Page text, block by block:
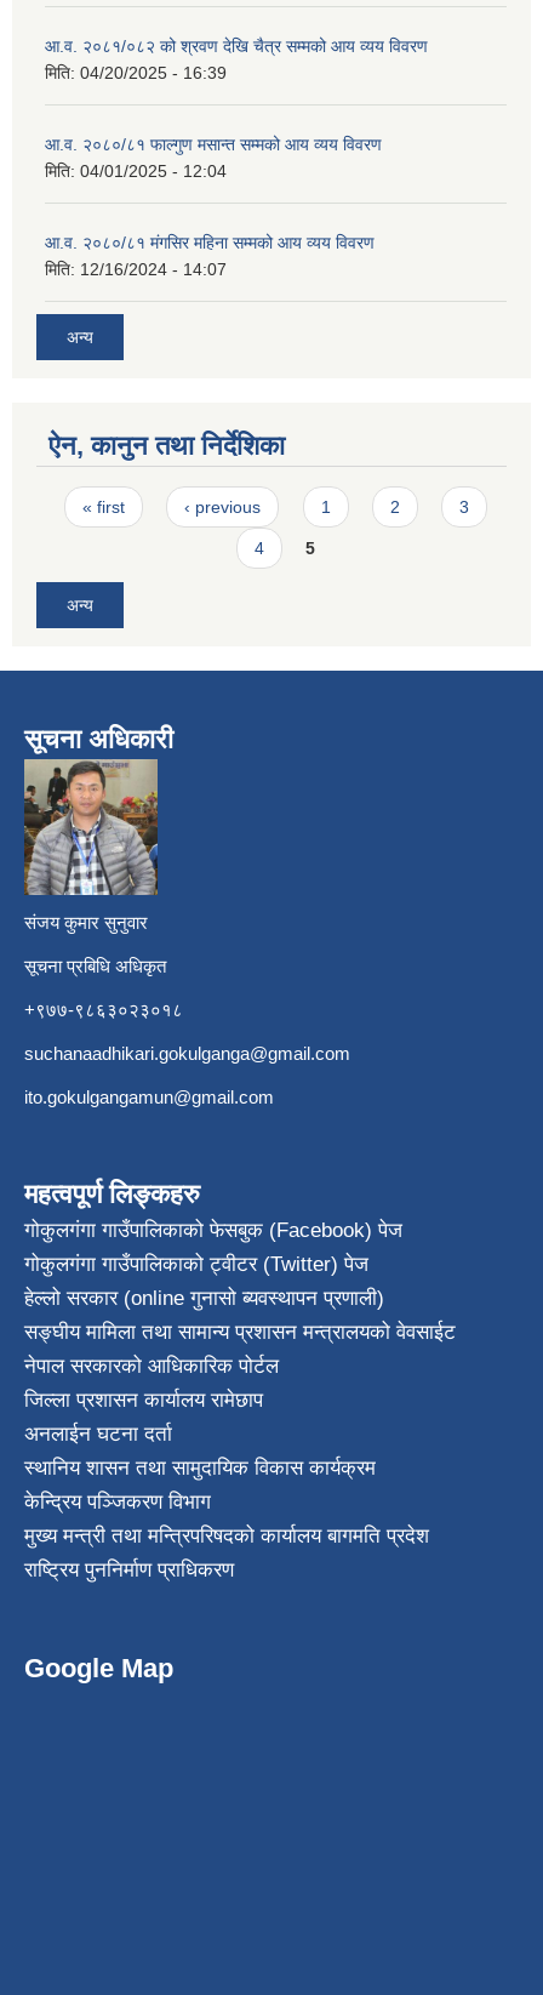
आ.व. २०८१/०८२ को श्रवण देखि चैत्र सम्मको आय व्यय विवरण
मिति: 04/20/2025 - 16:39
आ.व. २०८०/८१ फाल्गुण मसान्त सम्मको आय व्यय विवरण
मिति: 04/01/2025 - 12:04
आ.व. २०८०/८१ मंगसिर महिना सम्मको आय व्यय विवरण
मिति: 12/16/2024 - 14:07
अन्य
ऐन, कानुन तथा निर्देशिका
Pages
« first ‹ previous 1 2 3
4 5
अन्य
सूचना अधिकारी
संजय कुमार सुनुवार
सूचना प्रबिधि अधिकृत
+९७७-९८६३०२३०१८
suchanaadhikari.gokulganga@gmail.com
ito.gokulgangamun@gmail.com
महत्वपूर्ण लिङ्कहरु
गोकुलगंगा गाउँपालिकाको फेसबुक (Facebook) पेज
गोकुलगंगा गाउँपालिकाको ट्वीटर (Twitter) पेज
हेल्लो सरकार (online गुनासो ब्यवस्थापन प्रणाली)
सङ्घीय मामिला तथा सामान्य प्रशासन मन्त्रालयको वेवसाईट
नेपाल सरकारको आधिकारिक पोर्टल
जिल्ला प्रशासन कार्यालय रामेछाप
अनलाईन घटना दर्ता
स्थानिय शासन तथा सामुदायिक विकास कार्यक्रम
केन्द्रिय पञ्जिकरण विभाग
मुख्य मन्त्री तथा मन्त्रिपरिषदको कार्यालय बागमति प्रदेश
राष्ट्रिय पुननिर्माण प्राधिकरण
Google Map